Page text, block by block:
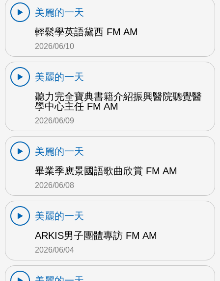
美麗的一天
輕鬆學英語黛西 FM AM
2026/06/10
美麗的一天
聽力完全寶典書籍介紹振興醫院聽覺醫
學中心主任 FM AM
2026/06/09
美麗的一天
畢業季應景國語歌曲欣賞 FM AM
2026/06/08
美麗的一天
ARKIS男子團體專訪 FM AM
2026/06/04